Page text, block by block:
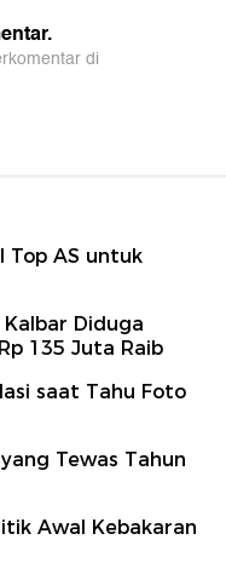
Top AS untuk
Diduga
135 Juta Raib
saat Tahu Foto
Tewas Tahun
Awal Kebakaran